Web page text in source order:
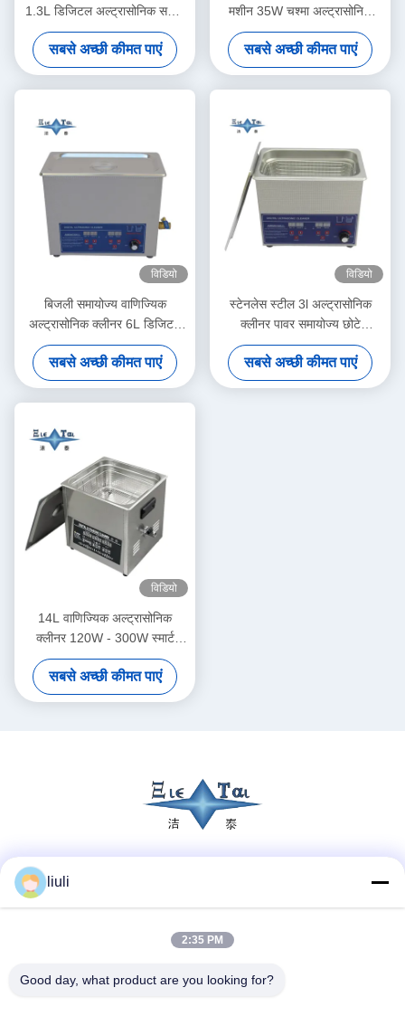
1.3L डिजिटल अल्ट्रासोनिक सफाई
मशीन 60W मल्टी गियर टाइमिंग के
साथ
सबसे अच्छी कीमत पाएं
मशीन 35W चश्मा अल्ट्रासोनिक
क्लीनर
सबसे अच्छी कीमत पाएं
विडियो
बिजली समायोज्य वाणिज्यिक
अल्ट्रासोनिक क्लीनर 6L डिजिटल
अल्ट्रासोनिक क्लीनर 70W -
180W
सबसे अच्छी कीमत पाएं
विडियो
स्टेनलेस स्टील 3l अल्ट्रासोनिक
क्लीनर पावर समायोज्य छोटे
अल्ट्रासोनिक क्लीनर बुद्धिमान
सबसे अच्छी कीमत पाएं
विडियो
14L वाणिज्यिक अल्ट्रासोनिक
क्लीनर 120W - 300W स्मार्ट
अल्ट्रासोनिक क्लीनर
सबसे अच्छी कीमत पाएं
टेलीफोन
liuli
2:35 PM
Good day, what product are you looking for?